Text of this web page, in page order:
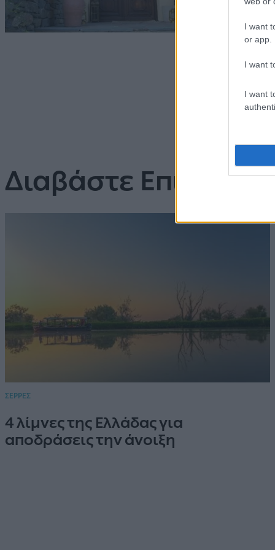
I want
or app.
I want
I want
Διαβάστε Επίσης
ΣΕΡΡΕΣ
4 λίμνες της Ελλάδας για
αποδράσεις την άνοιξη